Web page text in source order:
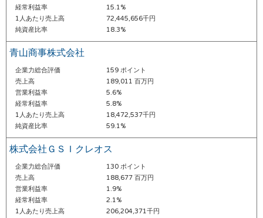
経常利益率
15.1%
1人あたり売上高
72,445,656千円
純資産比率
18.3%
青山商事株式会社
企業力総合評価
159 ポイント
売上高
189,011 百万円
営業利益率
5.6%
経常利益率
5.8%
1人あたり売上高
18,472,537千円
純資産比率
59.1%
株式会社ＧＳＩクレオス
企業力総合評価
130 ポイント
売上高
188,677 百万円
営業利益率
1.9%
経常利益率
2.1%
1人あたり売上高
206,204,371千円